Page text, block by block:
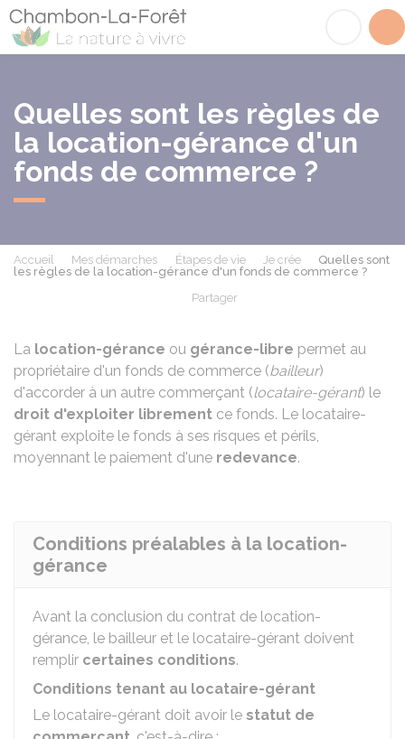
Quelles sont les règles de
la location-gérance d'un
fonds de commerce ?
Accueil Mes démarches Étapes de vie Je crée
Quelles sont
les règles de la location-gérance d'un fonds de commerce ?
Partager
La location-gérance ou gérance-libre permet au
propriétaire d'un fonds de commerce (bailleur)
d'accorder à un autre commerçant (locataire-gérant) le
droit d'exploiter librement ce fonds. Le locataire-
gérant exploite le fonds à ses risques et périls,
moyennant le paiement d'une redevance.
Conditions préalables à la location-
gérance
Avant la conclusion du contrat de location-
gérance, le bailleur et le locataire-gérant doivent
remplir certaines conditions.
Conditions tenant au locataire-gérant
Le locataire-gérant doit avoir le statut de